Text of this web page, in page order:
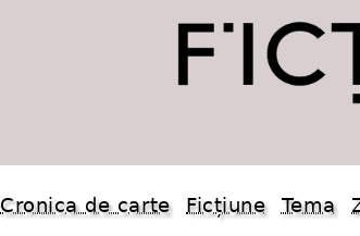
Cronica de carte Ficțiune Tema